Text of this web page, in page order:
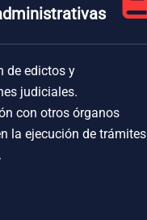
de edictos y
judiciales.
con otros órganos
la ejecución de trámites